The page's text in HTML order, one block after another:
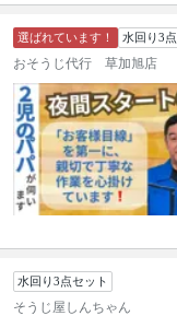
選ばれています！ 水回り3
おそうじ代行 草加旭店
水回り3点セット
そうじ屋しんちゃん